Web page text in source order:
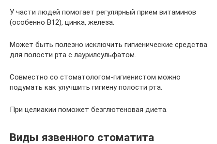
У части людей помогает регулярный прием витаминов
(особенно В12), цинка, железа.
Может быть полезно исключить гигиенические средства
для полости рта с лаурилсульфатом.
Совместно со стоматологом-гигиенистом можно
подумать как улучшить гигиену полости рта.
При целиакии поможет безглютеновая диета.
Виды язвенного стоматита